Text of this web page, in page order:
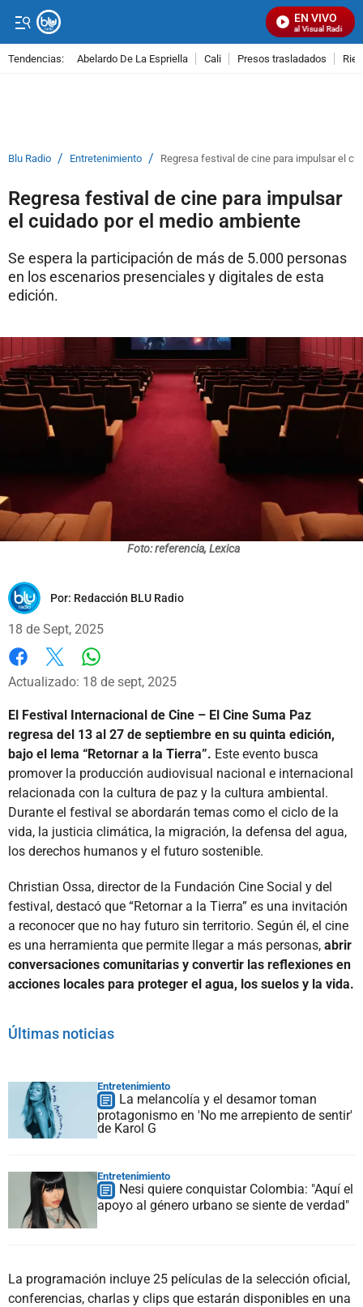
EN VIVO
Señal Visual Radio
Tendencias: Abelardo De La Espriella Cali Presos trasladados
Blu Radio / Entretenimiento / Regresa festival de cine para impulsar el
Regresa festival de cine para impulsar
el cuidado por el medio ambiente
Se espera la participación de más de 5.000 personas
en los escenarios presenciales y digitales de esta
edición.
Foto: referencia, Lexica
Por: Redacción BLU Radio
18 de Sept, 2025
Facebook
X
Actualizado: 18 de sept, 2025
El Festival Internacional de Cine – El Cine Suma Paz
regresa del 13 al 27 de septiembre en su quinta edición,
bajo el lema “Retornar a la Tierra”. Este evento busca
promover la producción audiovisual nacional e internacional
relacionada con la cultura de paz y la cultura ambiental.
Durante el festival se abordarán temas como el ciclo de la
vida, la justicia climática, la migración, la defensa del agua,
los derechos humanos y el futuro sostenible.
Christian Ossa, director de la Fundación Cine Social y del
festival, destacó que “Retornar a la Tierra” es una invitación
a reconocer que no hay futuro sin territorio. Según él, el cine
es una herramienta que permite llegar a más personas, abrir
conversaciones comunitarias y convertir las reflexiones en
acciones locales para proteger el agua, los suelos y la vida.
Últimas noticias
Entretenimiento
La melancolía y el desamor toman
protagonismo en 'No me arrepiento de sentir'
de Karol G
Entretenimiento
Nesi quiere conquistar Colombia: "Aquí el
apoyo al género urbano se siente de verdad"
La programación incluye 25 películas de la selección oficial,
conferencias, charlas y clips que estarán disponibles en una